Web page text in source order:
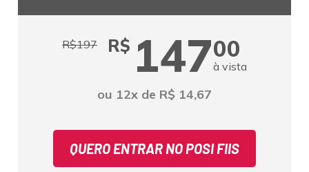
R$197 R$ 14700
à vista
ou 12x de R$ 14,67
QUERO ENTRAR NO POSI FIIS